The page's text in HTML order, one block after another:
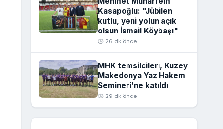
Kasapoğlu: "Jübilen
kutlu, yeni yolun açık
olsun İsmail Köybaşı"
🕒 26 dk önce
MHK temsilcileri, Kuzey
Makedonya Yaz Hakem
Semineri’ne katıldı
🕒 29 dk önce